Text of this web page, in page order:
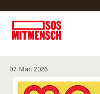
07. Mär. 2026